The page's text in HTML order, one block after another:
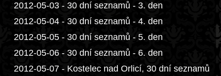
2012-05-03 - 30 dní seznamů - 3. den
2012-05-04 - 30 dní seznamů - 4. den
2012-05-05 - 30 dní seznamů - 5. den
2012-05-06 - 30 dní seznamů - 6. den
2012-05-07 - Kostelec nad Orlicí, 30 dní seznamů